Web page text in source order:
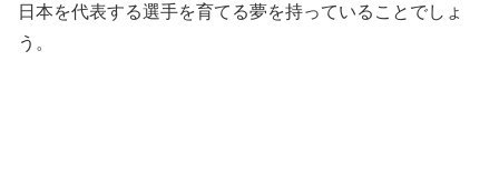
日本を代表する選手を育てる夢を持っていることでしょ
う。